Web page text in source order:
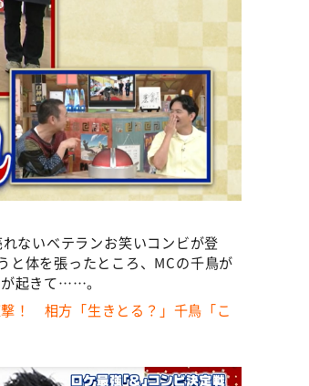
れないベテランお笑いコンビが登
と体を張ったところ、MCの千鳥が
起きて……。
撃！ 相方「生きとる？」千鳥「こ